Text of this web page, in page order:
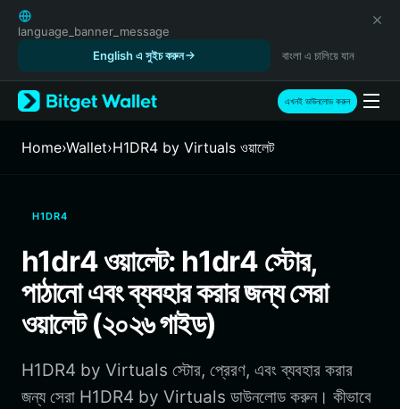
English
日本語
Русский
Español (Latinoamérica)
Türkçe
Italiano
繁體中文
Português (Portugal)
Bahasa Indonesia
ภาษาไทย
Português (Brasil)
Español (Argentina)
language_banner_message
English এ সুইচ করুন
বাংলা এ চালিয়ে যান
এখনই ডাউনলোড করুন
Home›Wallet›H1DR4 by Virtuals ওয়ালেট
H1DR4
h1dr4 ওয়ালেট: h1dr4 স্টোর,
পাঠানো এবং ব্যবহার করার জন্য সেরা
ওয়ালেট (২০২৬ গাইড)
H1DR4 by Virtuals স্টোর, প্রেরণ, এবং ব্যবহার করার
জন্য সেরা H1DR4 by Virtuals ডাউনলোড করুন। কীভাবে